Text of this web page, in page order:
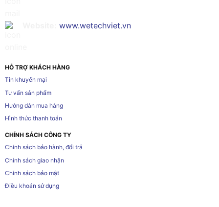
www.wetechviet.vn
HỖ TRỢ KHÁCH HÀNG
Tin khuyến mại
Tư vấn sản phẩm
Hướng dẫn mua hàng
Hình thức thanh toán
CHÍNH SÁCH CÔNG TY
Chính sách bảo hành, đổi trả
Chính sách giao nhận
Chính sách bảo mật
Điều khoản sử dụng